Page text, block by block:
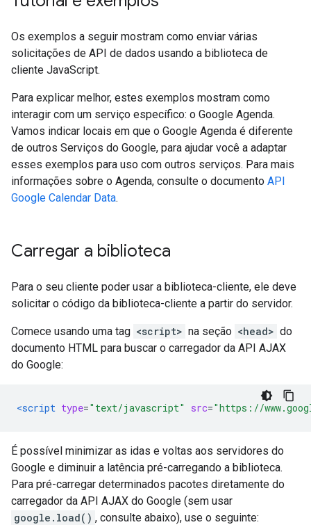
Os exemplos a seguir mostram como enviar várias
solicitações de API de dados usando a biblioteca de
cliente JavaScript.
Para explicar melhor, estes exemplos mostram como
interagir com um serviço específico: o Google Agenda.
Vamos indicar locais em que o Google Agenda é diferente
de outros Serviços do Google, para ajudar você a adaptar
esses exemplos para uso com outros serviços. Para mais
informações sobre o Agenda, consulte o documento API
Google Calendar Data.
Carregar a biblioteca
Para o seu cliente poder usar a biblioteca-cliente, ele deve
solicitar o código da biblioteca-cliente a partir do servidor.
Comece usando uma tag <script> na seção <head> do
documento HTML para buscar o carregador da API AJAX
do Google:
<script type="text/javascript" src="https://
É possível minimizar as idas e voltas aos servidores do
Google e diminuir a latência pré-carregando a biblioteca.
Para pré-carregar determinados pacotes diretamente do
carregador da API AJAX do Google (sem usar
google.load() , consulte abaixo), use o seguinte: